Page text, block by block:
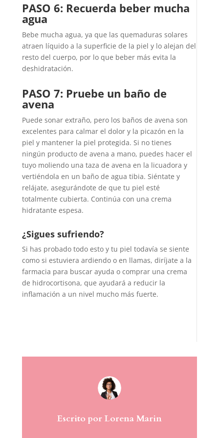
PASO 6: Recuerda beber mucha
agua
Bebe mucha agua, ya que las quemaduras solares
atraen líquido a la superficie de la piel y lo alejan del
resto del cuerpo, por lo que beber más evita la
deshidratación.
PASO 7: Pruebe un baño de
avena
Puede sonar extraño, pero los baños de avena son
excelentes para calmar el dolor y la picazón en la
piel y mantener la piel protegida. Si no tienes
ningún producto de avena a mano, puedes hacer el
tuyo moliendo una taza de avena en la licuadora y
vertiéndola en un baño de agua tibia. Siéntate y
relájate, asegurándote de que tu piel esté
totalmente cubierta. Continúa con una crema
hidratante espesa.
¿Sigues sufriendo?
Si has probado todo esto y tu piel todavía se siente
como si estuviera ardiendo o en llamas, diríjate a la
farmacia para buscar ayuda o comprar una crema
de hidrocortisona, que ayudará a reducir la
inflamación a un nivel mucho más fuerte.
Escrito por Lorena Marin